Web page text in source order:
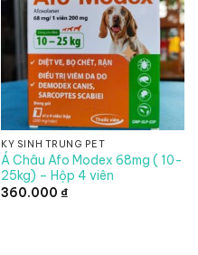
KÝ SINH TRÙNG PET
Á Châu Afo Modex 68mg ( 10-
25kg) – Hộp 4 viên
360.000 ₫